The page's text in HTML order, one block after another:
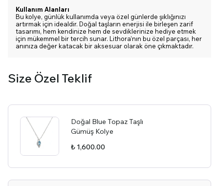
Kullanım Alanları
Bu kolye, günlük kullanımda veya özel günlerde şıklığınızı
artırmak için idealdir. Doğal taşların enerjisi ile birleşen zarif
tasarımı, hem kendinize hem de sevdiklerinize hediye etmek
için mükemmel bir tercih sunar. Lithora’nın bu özel parçası, her
anınıza değer katacak bir aksesuar olarak öne çıkmaktadır.
Size Özel Teklif
Doğal Blue Topaz Taşlı
Gümüş Kolye
₺ 1,600.00